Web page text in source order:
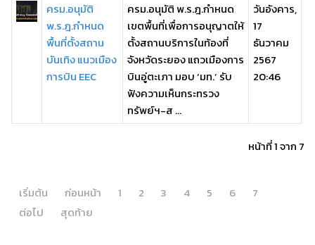
ครม.อนุมัติ
พ.ร.ฎ.กำหนด
พื้นที่ตั้งสถาน
บันเทิง แนวเมือง
การบิน EEC
ครม.อนุมัติ พ.ร.ฎ.กำหนด
เขตพื้นที่เพื่อการอนุญาตให้
ตั้งสถานบริการในท้องที่
จังหวัดระยอง แถวเมืองการ
บินอู่ตะเภา มอบ ‘มท.’ รับ
ฟังความเห็นกระทรวง
ทรัพย์ฯ-ส ...
วันอังคาร,
17
ธันวาคม
2567
20:46
หน้าที่ 1 จาก 7
เริ่มต้น ก่อนหน้า 1 2 3 4 5 6
7
ต่อไป
สุดท้าย